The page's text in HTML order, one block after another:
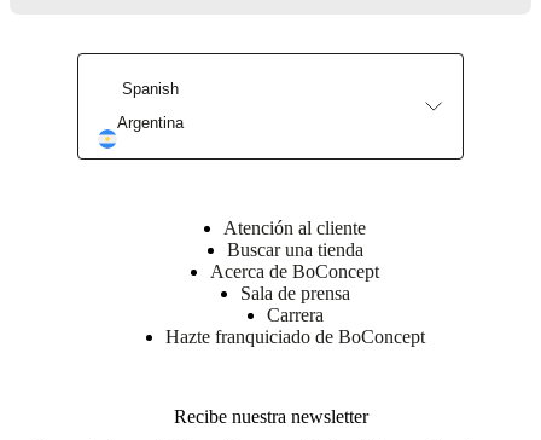
Encuentra tu tienda más cercana
Spanish
Argentina
Atención al cliente
Buscar una tienda
Acerca de BoConcept
Sala de prensa
Carrera
Hazte franquiciado de BoConcept
Recibe nuestra newsletter